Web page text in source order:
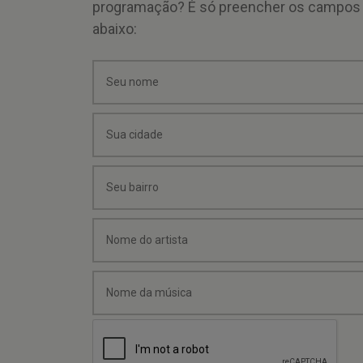
programação? É só preencher os campos
abaixo: